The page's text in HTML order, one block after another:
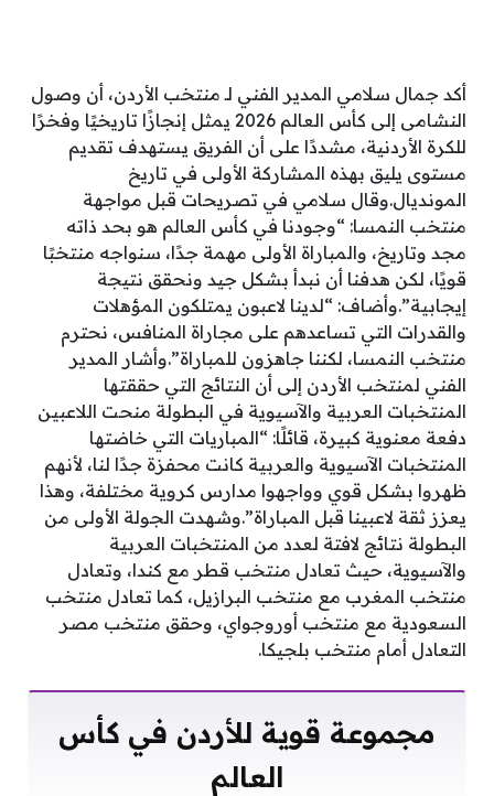
أكد جمال سلامي المدير الفني لـ منتخب الأردن، أن وصول
النشامى إلى كأس العالم 2026 يمثل إنجازًا تاريخيًا وفخرًا
للكرة الأردنية، مشددًا على أن الفريق يستهدف تقديم
مستوى يليق بهذه المشاركة الأولى في تاريخ
المونديال.وقال سلامي في تصريحات قبل مواجهة
منتخب النمسا: “وجودنا في كأس العالم هو بحد ذاته
مجد وتاريخ، والمباراة الأولى مهمة جدًا، سنواجه منتخبًا
قويًا، لكن هدفنا أن نبدأ بشكل جيد ونحقق نتيجة
إيجابية”.وأضاف: “لدينا لاعبون يمتلكون المؤهلات
والقدرات التي تساعدهم على مجاراة المنافس، نحترم
منتخب النمسا، لكننا جاهزون للمباراة”.وأشار المدير
الفني لمنتخب الأردن إلى أن النتائج التي حققتها
المنتخبات العربية والآسيوية في البطولة منحت اللاعبين
دفعة معنوية كبيرة، قائلًا: “المباريات التي خاضتها
المنتخبات الآسيوية والعربية كانت محفزة جدًا لنا، لأنهم
ظهروا بشكل قوي وواجهوا مدارس كروية مختلفة، وهذا
يعزز ثقة لاعبينا قبل المباراة”.وشهدت الجولة الأولى من
البطولة نتائج لافتة لعدد من المنتخبات العربية
والآسيوية، حيث تعادل منتخب قطر مع كندا، وتعادل
منتخب المغرب مع منتخب البرازيل، كما تعادل منتخب
السعودية مع منتخب أوروجواي، وحقق منتخب مصر
التعادل أمام منتخب بلجيكا.
مجموعة قوية للأردن في كأس
العالم